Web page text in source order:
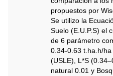
propuestos por
Se utilizo la
Suelo (E.U.P.S) el
de 6 parámetro
0.34-0.63 t.ha.h/
(USLE), L*S
natural 0.01 y